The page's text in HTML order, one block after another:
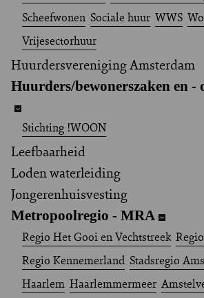
Scheefwonen Sociale huur WWS
Vrijesectorhuur
Huurdersvereniging Amsterdam
Huurders/bewonerszaken en -
Stichting !WOON
Leefbaarheid
Loden waterleiding
Jongerenhuisvesting
Metropoolregio - MRA
Regio Het Gooi en Vechtstreek
Regio Kennemerland Stadsregio
Haarlem Haarlemmermeer